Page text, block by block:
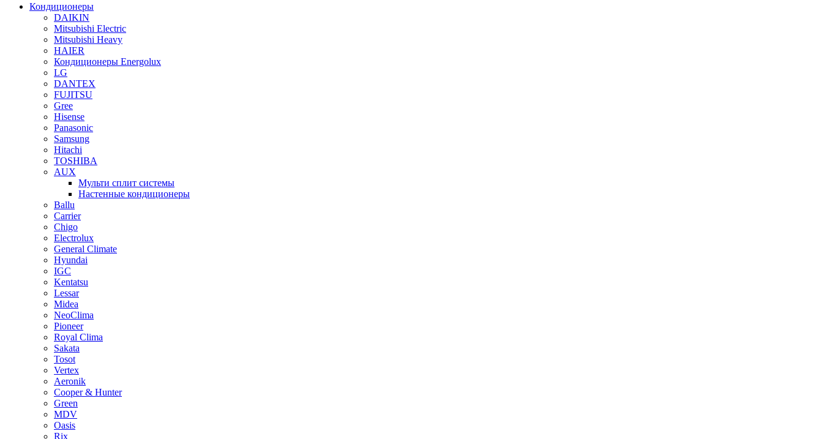
Кондиционеры
DAIKIN
Mitsubishi Electric
Mitsubishi Heavy
HAIER
Кондиционеры Energolux
LG
DANTEX
FUJITSU
Gree
Hisense
Panasonic
Samsung
Hitachi
TOSHIBA
AUX
Мульти сплит системы
Настенные кондиционеры
Ballu
Carrier
Chigo
Electrolux
General Climate
Hyundai
IGC
Kentatsu
Lessar
Midea
NeoClima
Pioneer
Royal Clima
Sakata
Tosot
Vertex
Aeronik
Cooper & Hunter
Green
MDV
Oasis
Rix